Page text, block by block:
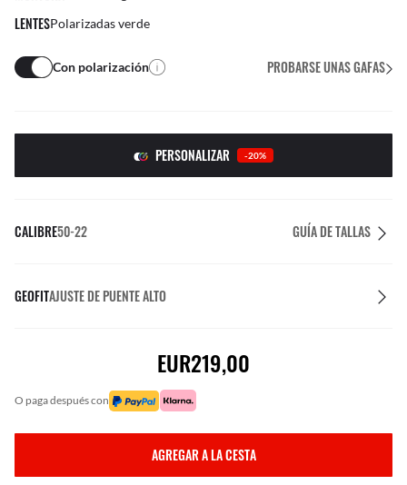
LENTESPolarizadas verde
Con polarización PROBARSE UNAS GAFAS
PERSONALIZAR -20%
CALIBRE50-22 GUÍA DE TALLAS
GEOFITAJUSTE DE PUENTE ALTO
EUR219,00
o paga después con
AGREGAR A LA CESTA